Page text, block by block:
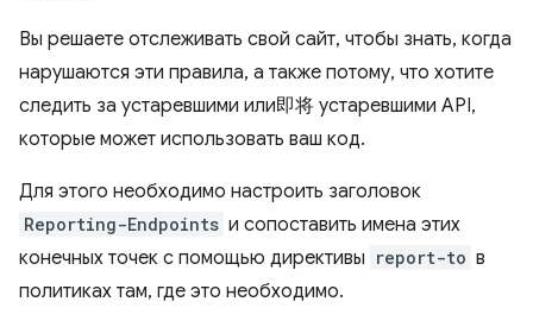
Вы решаете отслеживать свой сайт, чтобы знать, когда
нарушаются эти правила, а также потому, что хотите
следить за устаревшими или即将 устаревшими API,
которые может использовать ваш код.
Для этого необходимо настроить заголовок
Reporting-Endpoints и сопоставить имена этих
конечных точек с помощью директивы report-to в
политиках там, где это необходимо.